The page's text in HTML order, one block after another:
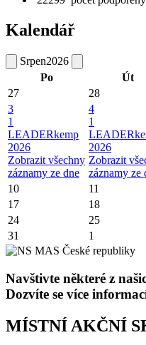
Kalendář
Srpen2026
Po
Út
27
28
3
1
LEADERkemp
2026
Zobrazit všechny
záznamy ze dne
4
1
2026
Zobrazit
záznamy ze
10 11
17
18
24
25
31
1
Navštivte některé z
Dozvíte se více
MÍSTNÍ AKČNÍ